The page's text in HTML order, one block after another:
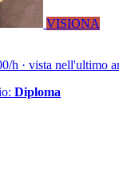
VISIONA
h · vista nell'ultimo
Diploma